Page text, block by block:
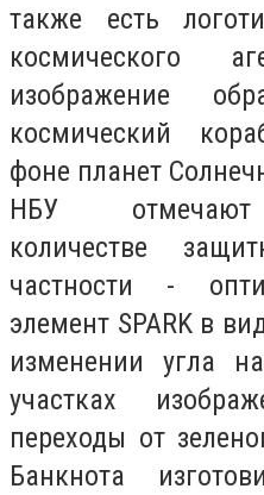
также есть
космического
изображение
космический
фоне планет
НБУ
количестве
частности -
элемент SPARK в
изменении угла
участках
переходы от
Банкнота